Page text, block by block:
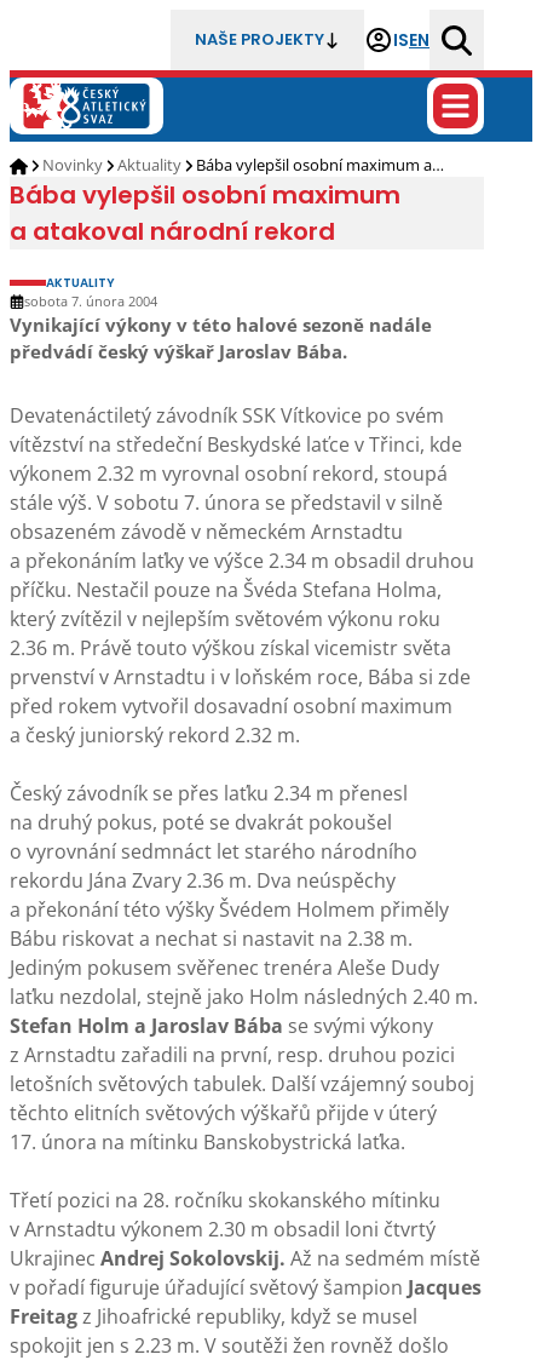
NAŠE PROJEKTY ISEN
Novinky Aktuality Bába vylepšil osobní maximum a…
Bába vylepšil osobní maximum
a atakoval národní rekord
AKTUALITY
sobota 7. února 2004
Vynikající výkony v této halové sezoně nadále
předvádí český výškař Jaroslav Bába.
Devatenáctiletý závodník SSK Vítkovice po svém
vítězství na středeční Beskydské laťce v Třinci, kde
výkonem 2.32 m vyrovnal osobní rekord, stoupá
stále výš. V sobotu 7. února se představil v silně
obsazeném závodě v německém Arnstadtu
a překonáním laťky ve výšce 2.34 m obsadil druhou
příčku. Nestačil pouze na Švéda Stefana Holma,
který zvítězil v nejlepším světovém výkonu roku
2.36 m. Právě touto výškou získal vicemistr světa
prvenství v Arnstadtu i v loňském roce, Bába si zde
před rokem vytvořil dosavadní osobní maximum
a český juniorský rekord 2.32 m.
Český závodník se přes laťku 2.34 m přenesl
na druhý pokus, poté se dvakrát pokoušel
o vyrovnání sedmnáct let starého národního
rekordu Jána Zvary 2.36 m. Dva neúspěchy
a překonání této výšky Švédem Holmem přiměly
Bábu riskovat a nechat si nastavit na 2.38 m.
Jediným pokusem svěřenec trenéra Aleše Dudy
laťku nezdolal, stejně jako Holm následných 2.40 m.
Stefan Holm a Jaroslav Bába se svými výkony
z Arnstadtu zařadili na první, resp. druhou pozici
letošních světových tabulek. Další vzájemný souboj
těchto elitních světových výškařů přijde v úterý
17. února na mítinku Banskobystrická laťka.
Třetí pozici na 28. ročníku skokanského mítinku
v Arnstadtu výkonem 2.30 m obsadil loni čtvrtý
Ukrajinec Andrej Sokolovskij. Až na sedmém místě
v pořadí figuruje úřadující světový šampion Jacques
Freitagz Jihoafrické republiky, když se musel
spokojit jen s 2.23 m. V soutěži žen rovněž došlo